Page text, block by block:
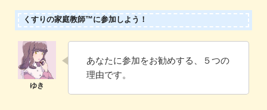
くすりの家庭教師™に参加しよう！
あなたに参加をお勧めする、５つの
理由です。